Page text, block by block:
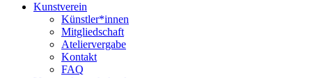
Kunstverein
Künstler*innen
Mitgliedschaft
Ateliervergabe
Kontakt
FAQ